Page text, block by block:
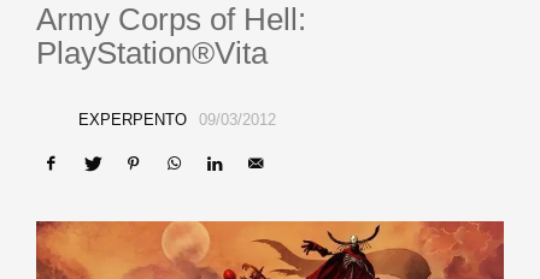
Army Corps of Hell:
PlayStation®Vita
EXPERPENTO 09/03/2012